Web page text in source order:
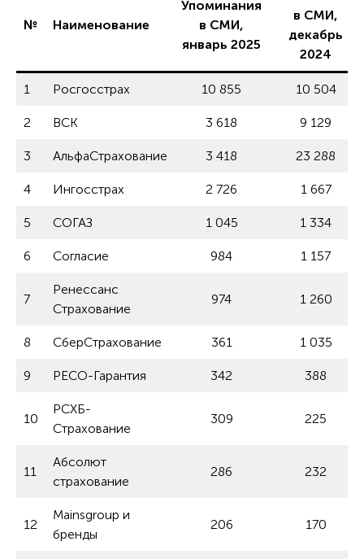
№ Наименование
Упоминания
в СМИ,
январь 2025
в СМИ,
декабрь
2024
1 Росгосстрах 10 855 10 504
2 ВСК 3 618 9 129
3 АльфаСтрахование 3 418 23 288
4 Ингосстрах 2 726 1 667
5 СОГАЗ 1 045 1 334
6 Согласие 984 1 157
7
Ренессанс
Страхование
974 1 260
8 СберСтрахование 361 1 035
9 РЕСО-Гарантия 342 388
10
РСХБ-
Страхование
309 225
11
Абсолют
страхование
286 232
12
Mainsgroup и
бренды
206 170